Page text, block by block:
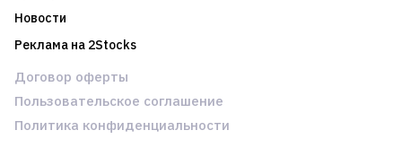
Новости
Реклама на 2Stocks
Договор оферты
Пользовательское соглашение
Политика конфиденциальности